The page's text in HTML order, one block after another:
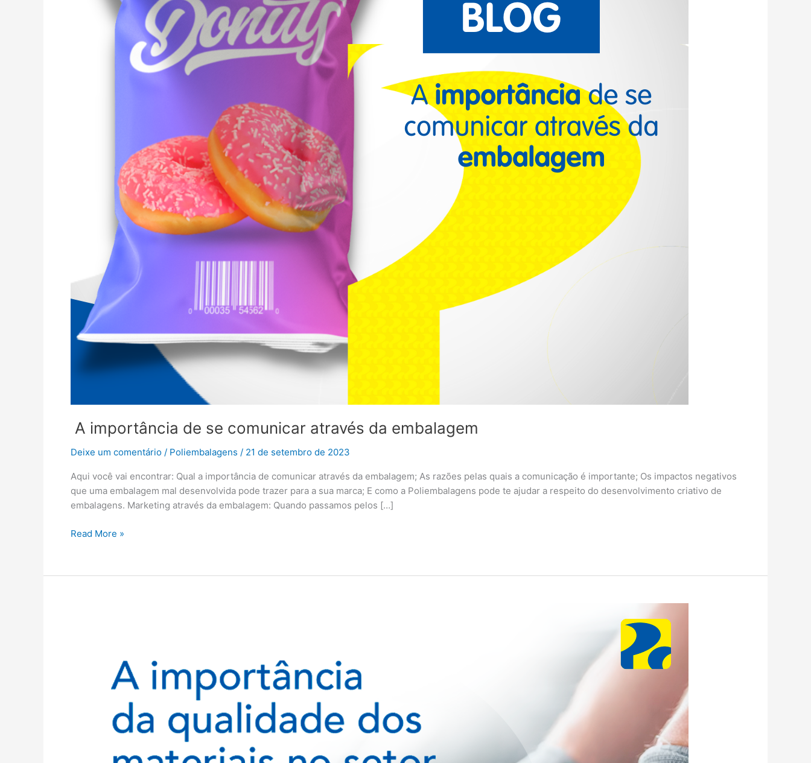
A importância de se comunicar através da embalagem
Deixe um comentário / Poliembalagens / 21 de setembro de 2023
Aqui você vai encontrar: Qual a importância de comunicar através da embalagem; As razões pelas quais a comunicação é importante; Os impactos negativos
que uma embalagem mal desenvolvida pode trazer para a sua marca; E como a Poliembalagens pode te ajudar a respeito do desenvolvimento criativo de
embalagens. Marketing através da embalagem: Quando passamos pelos […]
Read More »
pneumático